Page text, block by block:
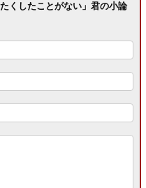
くしたことがない」君の小論